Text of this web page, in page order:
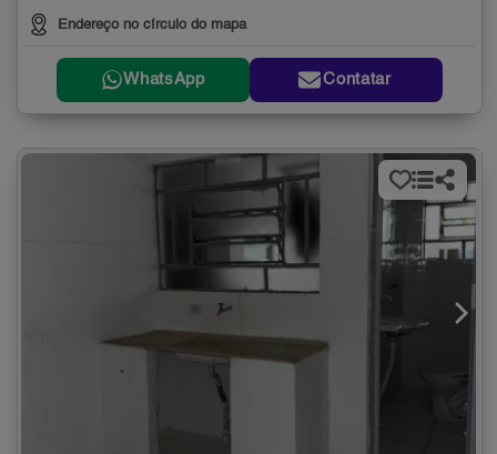
Endereço no círculo do mapa
WhatsApp Contatar